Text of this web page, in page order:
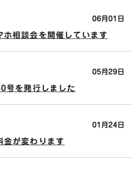
06月01日
ホ相談会を開催しています
05月29日
号を発行しました
01月24日
金が変わります